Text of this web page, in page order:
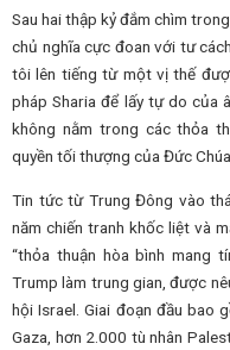
Sau hai thập kỷ đắm chìm
chủ nghĩa cực đoan với tư
tôi lên tiếng từ một vị thế
pháp Sharia để lấy tự do của
không nằm trong các thỏa
quyền tối thượng của Đức
Tin tức từ Trung Đông vào
năm chiến tranh khốc liệt và
“thỏa thuận hòa bình mang
Trump làm trung gian, được
hội Israel. Giai đoạn đầu bao
Gaza, hơn 2.000 tù nhân